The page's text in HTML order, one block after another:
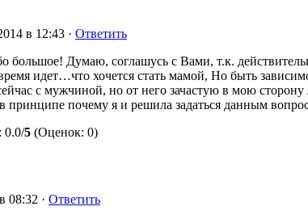
в 12:43 · Ответить
большое! Думаю, соглашусь с Вами, т.к.
идет…что хочется стать мамой, Но быть
с мужчиной, но от него зачастую в мою
принципе почему я и решила задаться данным
0.0/5 (Оценок: 0)
08:32 · Ответить